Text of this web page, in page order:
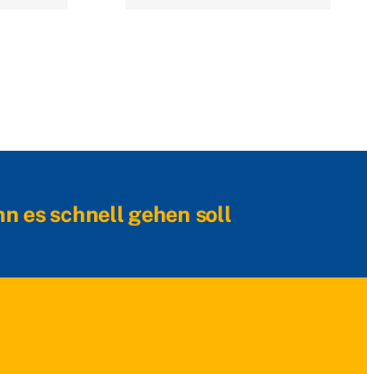
es schnell gehen soll